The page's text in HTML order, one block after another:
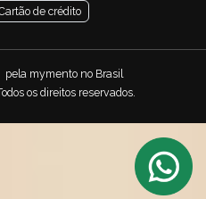
de crédito
pela mymento no Brasil
os direitos reservados.